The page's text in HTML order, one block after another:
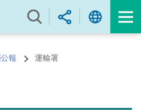
報 運輸署